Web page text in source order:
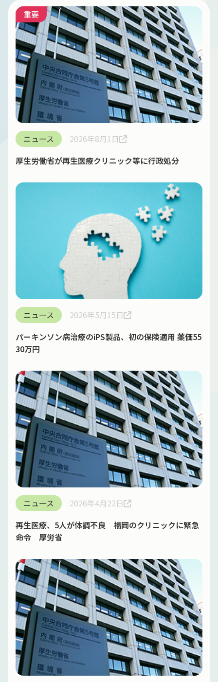
ニュース 2026年8月1日
重要
厚生労働省が再生医療クリニック等に行政処分
ニュース
2026年5月15日
パーキンソン病治療のiPS製品、初の保険適用 薬価55
30万円
ニュース
2026年4月22日
再生医療、5人が体調不良 福岡のクリニックに緊急
命令 厚労省